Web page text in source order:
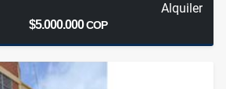
Alquiler
$5.000.000COP